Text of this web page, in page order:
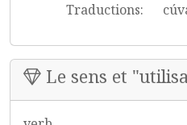
Traductions:
Le sens et